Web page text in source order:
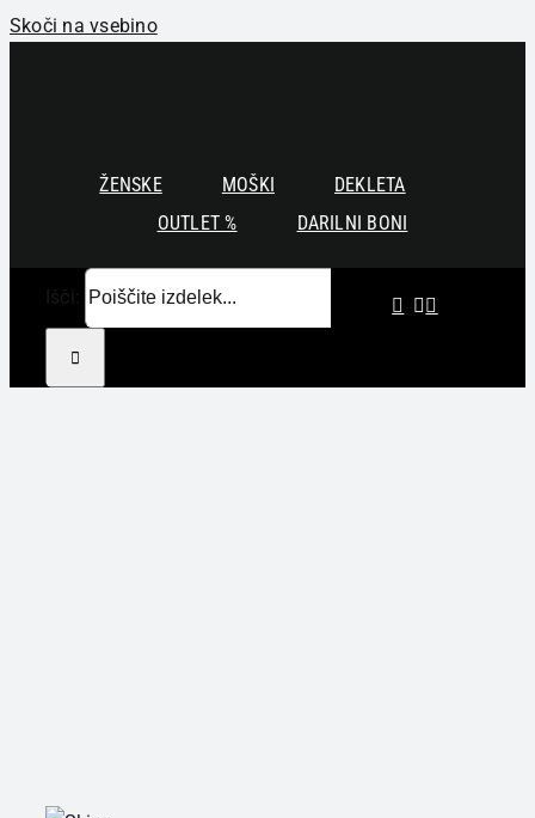
Skoči na vsebino
ŽENSKE MOŠKI
DEKLETA
OUTLET %
DARILNI BONI
Išči: